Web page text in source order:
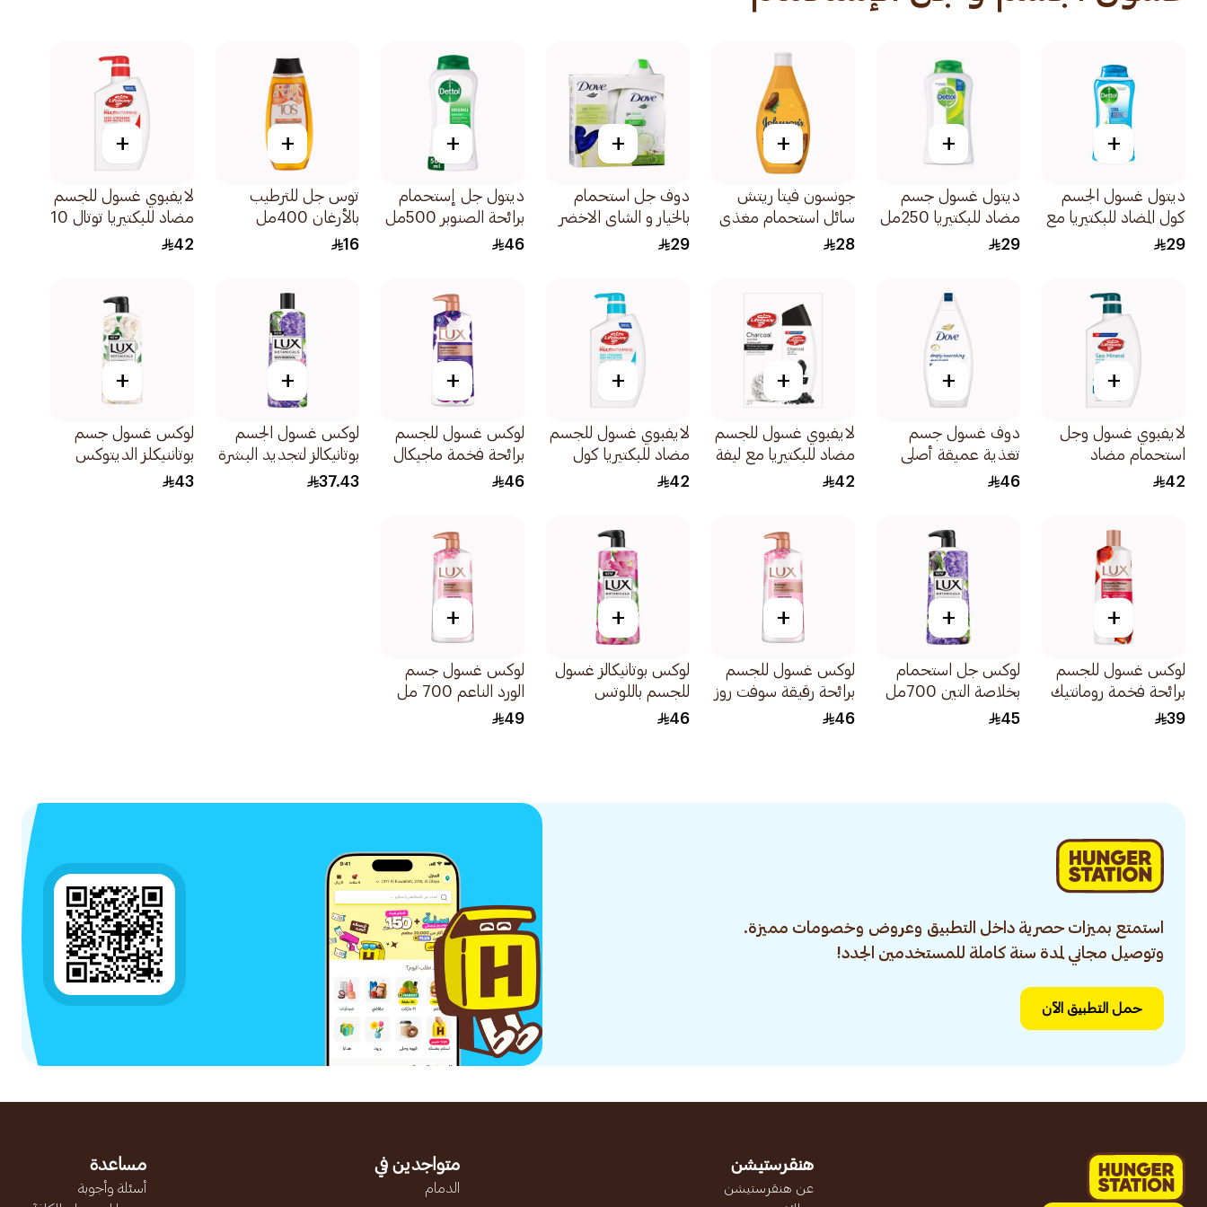
+
ديتول غسول الجسم
كول المضاد للبكتيريا مع
ليفة 250مل
29
+
ديتول غسول جسم
مضاد للبكتيريا 250مل
29
+
جونسون فيتا ريتش
سائل استحمام مغذي
بعمق بزبدة الكاكاو غني
28
+
دوف جل استحمام
بالخيار و الشاي الاخضر
لجميع أنواع البشرة مع
29
+
ديتول جل إستحمام
برائحة الصنوبر 500مل
46
+
توس جل للترطيب
بالأرغان 400مل
16
+
لايفبوي غسول للجسم
مضاد للبكتيريا توتال 10
500مل
42
+
لايفبوي غسول وجل
استحمام مضاد
للبكتيريا بمعادن البحر
42
+
دوف غسول جسم
تغذية عميقة أصلي
500مل
46
+
لايفبوي غسول للجسم
مضاد للبكتيريا مع ليفة
بالفحم والنعناع
42
+
لايفبوي غسول للجسم
مضاد للبكتيريا كول
فريش 500مل
42
+
لوكس غسول للجسم
برائحة فخمة ماجيكال
أوركيد 700مل
46
+
لوكس غسول الجسم
بوتانيكالز لتجديد البشرة
بخلاصة التين وزيت
37.43
+
لوكس غسول جسم
بوتاننيكلز الديتوكس
زهرة الكاميليا والصبار
43
+
لوكس غسول للجسم
برائحة فخمة رومانتيك
هيبيسكوس 500مل
39
+
لوكس جل استحمام
بخلاصة التين 700مل
45
+
لوكس غسول للجسم
برائحة رقيقة سوفت روز
700مل
46
+
لوكس بوتانيكالز غسول
للجسم باللوتس
والعسل 700مل
46
+
لوكس غسول جسم
الورد الناعم 700 مل
49
استمتع بميزات حصرية داخل التطبيق وعروض وخصومات مميزة.
وتوصيل مجاني لمدة سنة كاملة للمستخدمين الجدد!
حمل التطبيق الآن
هنقرستيشن
عن هنقرستيشن
متواجدين في
الدمام
مساعدة
أسئلة وأجوبة